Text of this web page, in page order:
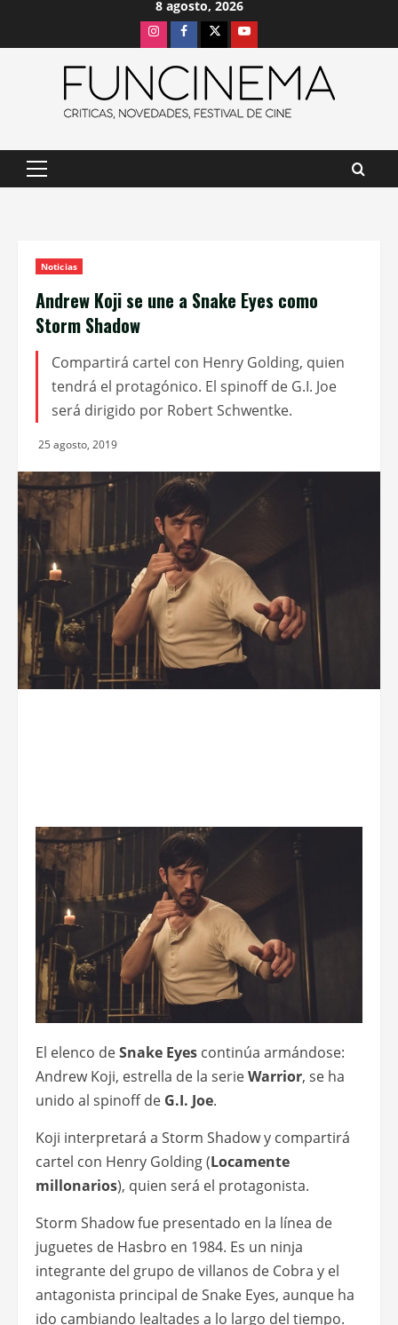
8 agosto, 2026
InstagramFacebook
X Youtube
Menú
Noticias
Andrew Koji se une a Snake Eyes como
Storm Shadow
Compartirá cartel con Henry Golding, quien
tendrá el protagónico. El spinoff de G.I. Joe
será dirigido por Robert Schwentke.
25 agosto, 2019
El elenco deSnake Eyes continúa armándose:
Andrew Koji, estrella de la serieWarrior, se ha
unido al spinoff de G.I. Joe.
Koji interpretará a Storm Shadow y compartirá
cartel con Henry Golding (Locamente
millonarios), quien será el protagonista.
Storm Shadow fue presentado en la línea de
juguetes de Hasbro en 1984. Es un ninja
integrante del grupo de villanos de Cobra y el
antagonista principal de Snake Eyes, aunque ha
ido cambiando lealtades a lo largo del tiempo.